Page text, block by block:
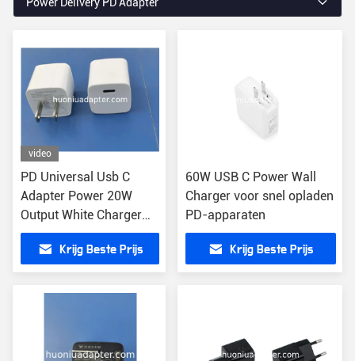
video
PD Universal Usb C
Adapter Power 20W
Output White Charger
Voor PD-apparaten
Krijg Beste Prijs
60W USB C Power Wall
Charger voor snel opladen
PD-apparaten
Krijg Beste Prijs